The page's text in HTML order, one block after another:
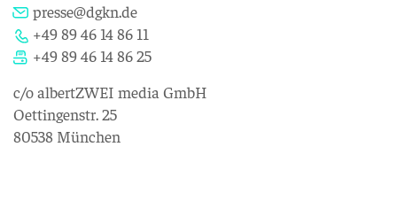
presse@dgkn.de
+49 89 46 14 86 11
+49 89 46 14 86 25
c/o albertZWEI media GmbH
Oettingenstr. 25
80538 München